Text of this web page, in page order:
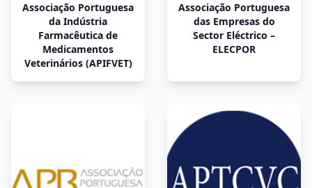
Associação Portuguesa
da Indústria
Farmacêutica de
Medicamentos
Veterinários (APIFVET)
Associação Portuguesa
das Empresas do
Sector Eléctrico –
ELECPOR